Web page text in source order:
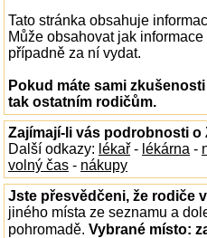
Tato stránka obsahuje
Může obsahovat jak
případně za ní vydat.
Pokud máte sami
tak ostatním rodičům.
Zajímají-li vás podrobnosti
Další odkazy: lékař - lékárna -
volný čas - nákupy
Jste přesvědčeni, že rodiče
jiného místa ze seznamu a
pohromadě. Vybrané místo: